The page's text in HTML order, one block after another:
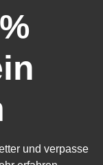
und verpasse